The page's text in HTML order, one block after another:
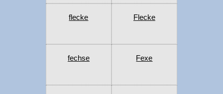
flecke Flecke
fechse Fexe